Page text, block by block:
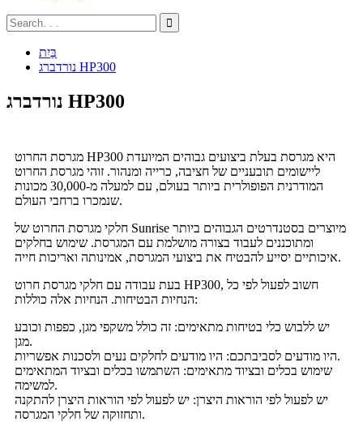
בַּיִת
נורדברג HP300
נורדברג HP300
מגרסת החרוט HP300 היא מגרסת בעלת ביצועים גבוהים המיועדת
ליישומים תובעניים של חציבה, כרייה ומנהור. זוהי מגרסת החרוט
המודרנית הפופולרית ביותר בעולם, עם למעלה מ-30,000 מכונות
שנמכרו ברחבי העולם.
חלקי מגרסת החרוט של Sunrise מיוצרים בסטנדרטים הגבוהים ביותר
ומתוכננים לעבוד בצורה מושלמת עם המגרסת. שימוש בחלקים
איכותיים יסייע להבטיח את ביצועי המגרסת, אמינותה ואריכות חייה.
בעת עבודה עם חלקי מגרסת חרוט HP300, חשוב לפעול לפי כל
הנחיות הבטיחות. הנחיות אלה כוללות:
יש ללבוש כלי בטיחות מתאימים: זה כולל משקפי מגן, כפפות וכובע
מגן.
היו מודעים לסביבתכם: היו מודעים לחלקים נעים ולסכנות אפשריות.
שימוש בכלים ובציוד מתאימים: השתמשו בכלים ובציוד המתאימים
למשימה.
יש לפעול לפי הוראות היצרן: יש לפעול לפי הוראות היצרן להתקנה
ותחזוקה של חלקי המגרסה.